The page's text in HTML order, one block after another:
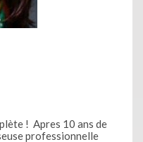
! Apres 10 ans de
professionnelle